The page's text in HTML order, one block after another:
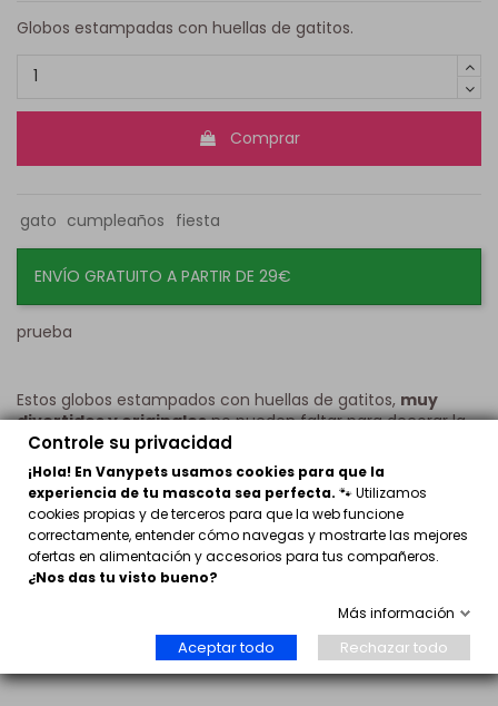
Globos estampadas con huellas de gatitos.
Comprar
gato cumpleaños fiesta
ENVÍO GRATUITO A PARTIR DE 29€
prueba
Estos globos estampados con huellas de gatitos, muy
divertidos y originalesno pueden faltar para decorar la
fiesta para tu gato o tu fiesta tematica.
Esta fabricados en latex y una vez inflados puede medir
hasta 36 cm. Cada bolsita t rae 6 globos surtidos en
color lila o rosa
Completa tu fiesta con los vasos y moldes de cupcakes a
juego. Regala un día inolvidable a tu mascota.
Controle su privacidad
¡Hola! En Vanypets usamos cookies para que la
experiencia de tu mascota sea perfecta. 🐾 Utilizamos
cookies propias y de terceros para que la web funcione
correctamente, entender cómo navegas y mostrarte las mejores
ofertas en alimentación y accesorios para tus compañeros.
¿Nos das tu visto bueno?
Más información
Aceptar todo Rechazar todo